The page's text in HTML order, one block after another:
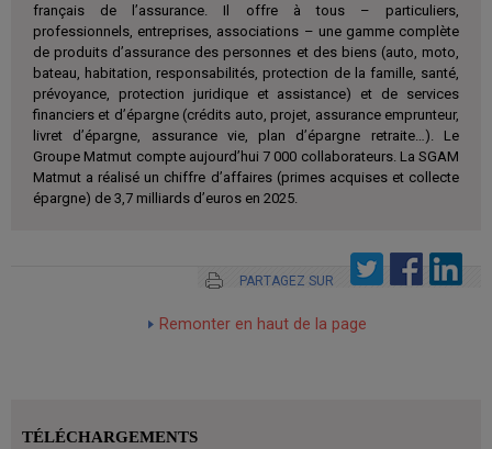
français de l’assurance. Il offre à tous – particuliers,
professionnels, entreprises, associations – une gamme complète
de produits d’assurance des personnes et des biens (auto, moto,
bateau, habitation, responsabilités, protection de la famille, santé,
prévoyance, protection juridique et assistance) et de services
financiers et d’épargne (crédits auto, projet, assurance emprunteur,
livret d’épargne, assurance vie, plan d’épargne retraite…). Le
Groupe Matmut compte aujourd’hui 7 000 collaborateurs. La SGAM
Matmut a réalisé un chiffre d’affaires (primes acquises et collecte
épargne) de 3,7 milliards d’euros en 2025.
PARTAGEZ SUR
Remonter en haut de la page
TÉLÉCHARGEMENTS